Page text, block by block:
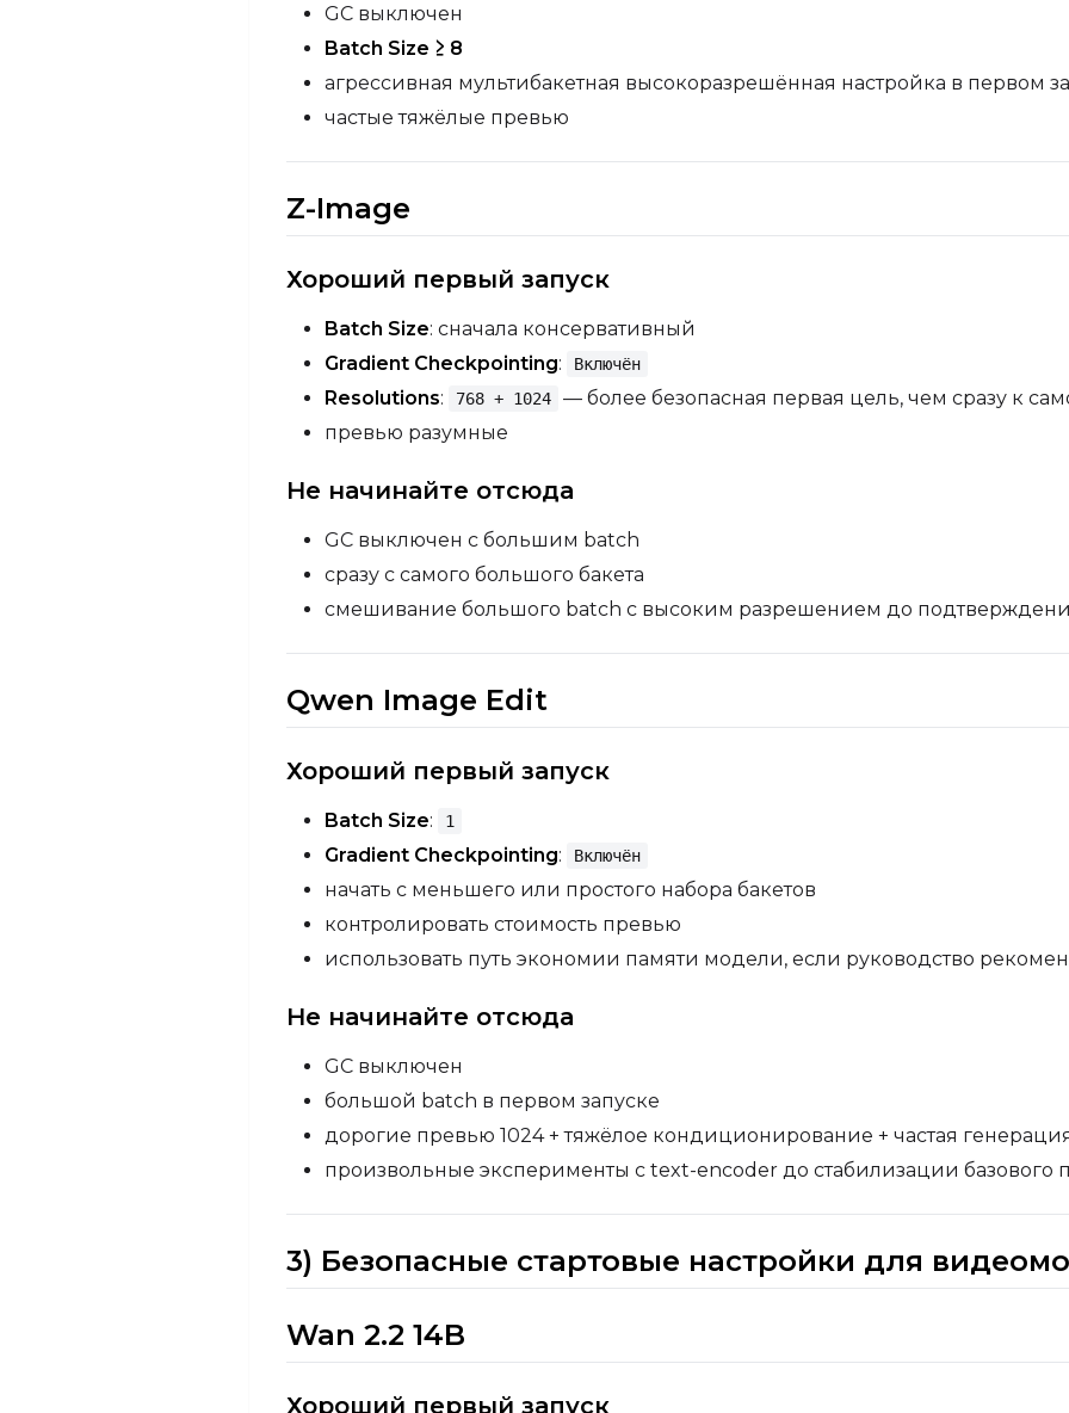
GC выключен
Batch Size ≥ 8
агрессивная мультибакетная высокоразрешённая настройка в первом
частые тяжёлые превью
Z-Image
Хороший первый запуск
Batch Size: сначала консервативный
Gradient Checkpointing: Включён
Resolutions: 768 + 1024
— более безопасная первая цель, чем сразу к
превью разумные
Не начинайте отсюда
GC выключен с большим batch
сразу с самого большого бакета
смешивание большого batch с высоким разрешением до
Qwen Image Edit
Хороший первый запуск
Batch Size: 1
Gradient Checkpointing: Включён
начать с меньшего или простого набора бакетов
контролировать стоимость превью
использовать путь экономии памяти модели, если руководство
Не начинайте отсюда
GC выключен
большой batch в первом запуске
дорогие превью 1024 + тяжёлое кондиционирование + частая
произвольные эксперименты с text-encoder до стабилизации базового
3) Безопасные стартовые настройки для
Wan 2.2 14B
Хороший первый запуск